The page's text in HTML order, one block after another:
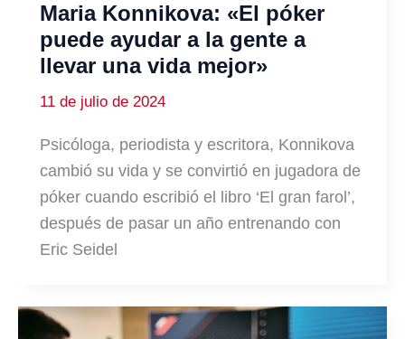
Maria Konnikova: «El póker
puede ayudar a la gente a
llevar una vida mejor»
11 de julio de 2024
Psicóloga, periodista y escritora, Konnikova
cambió su vida y se convirtió en jugadora de
póker cuando escribió el libro ‘El gran farol’,
después de pasar un año entrenando con
Eric Seidel